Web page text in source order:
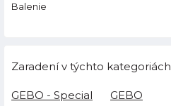
Balenie
Zaradení v týchto kategoriách
GEBO - Special GEBO